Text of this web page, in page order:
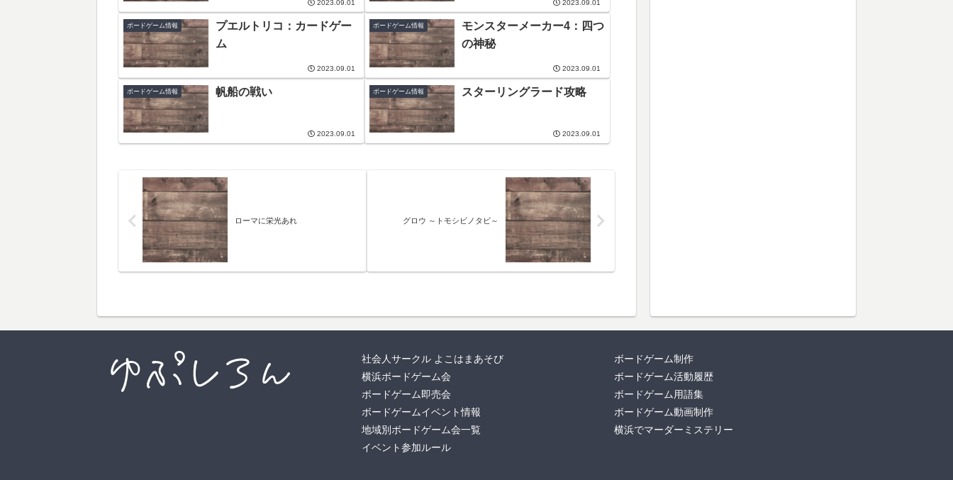
2023.09.01 2023.09.01
ボードゲーム情報
プエルトリコ：カードゲー
ム
2023.09.01
ボードゲーム情報
モンスターメーカー4：四つ
の神秘
2023.09.01
ボードゲーム情報 帆船の戦い
2023.09.01
ボードゲーム情報 スターリングラード攻略
2023.09.01
ローマに栄光あれ グロウ ～トモシビノタビ～
社会人サークル よこはまあそび
横浜ボードゲーム会
ボードゲーム即売会
ボードゲームイベント情報
地域別ボードゲーム会一覧
イベント参加ルール
ボードゲーム制作
ボードゲーム活動履歴
ボードゲーム用語集
ボードゲーム動画制作
横浜でマーダーミステリー